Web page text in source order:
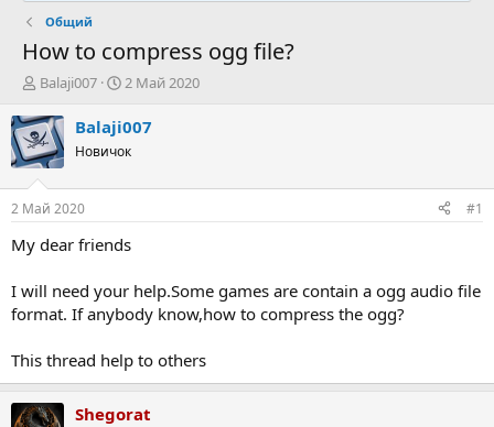
Общий
How to compress ogg file?
А
т
о
р
т
е
м
ы
Balaji007
Д
т
н
а
л
2 Май 2020
Balaji007
Новичок
2 Май 2020 #1
My dear friends
I will need your help.Some games are contain a ogg audio file
format. If anybody know,how to compress the ogg?
This thread help to others
Shegorat